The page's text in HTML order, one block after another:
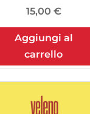
15,00 €
Aggiungi al
carrello